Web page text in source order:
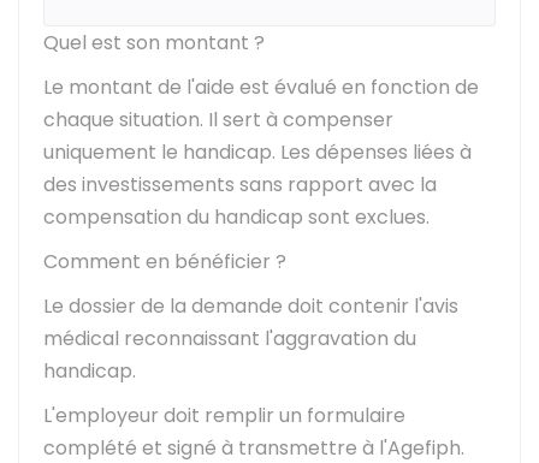
Quel est son montant ?
Le montant de l'aide est évalué en fonction de
chaque situation. Il sert à compenser
uniquement le handicap. Les dépenses liées à
des investissements sans rapport avec la
compensation du handicap sont exclues.
Comment en bénéficier ?
Le dossier de la demande doit contenir l'avis
médical reconnaissant l'aggravation du
handicap.
L'employeur doit remplir un formulaire
complété et signé à transmettre à l'Agefiph.